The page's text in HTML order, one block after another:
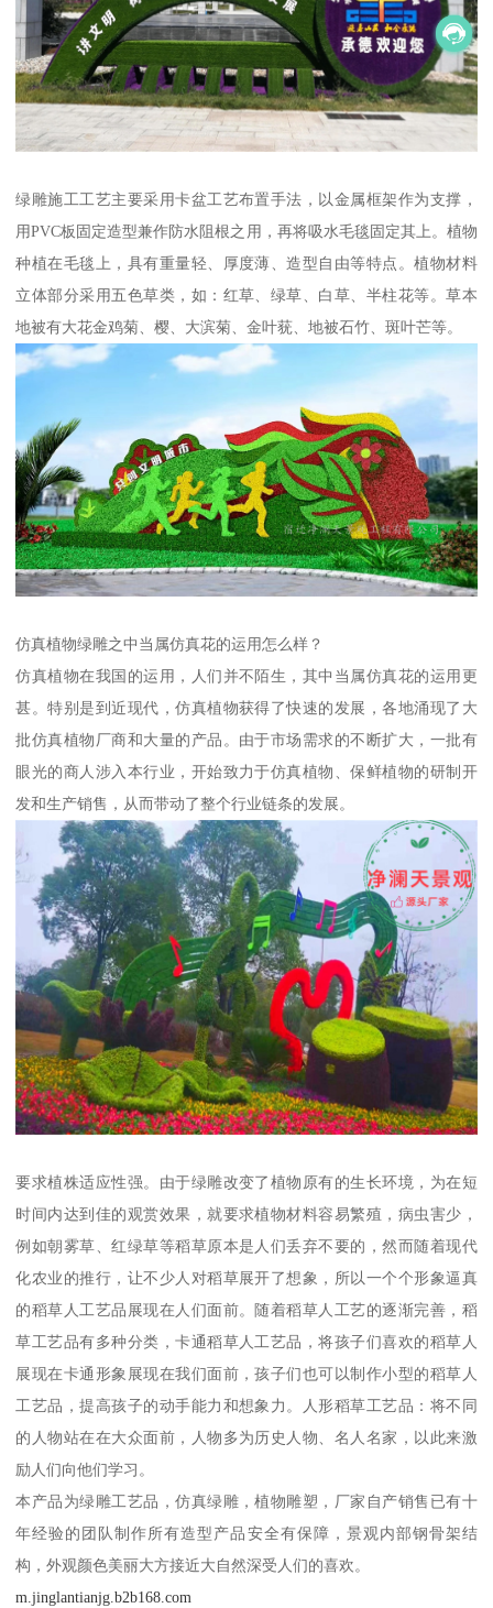
绿雕施工工艺主要采用卡盆工艺布置手法，以金属框架作为支撑，
用PVC板固定造型兼作防水阻根之用，再将吸水毛毯固定其上。植物
种植在毛毯上，具有重量轻、厚度薄、造型自由等特点。植物材料
立体部分采用五色草类，如：红草、绿草、白草、半柱花等。草本
地被有大花金鸡菊、樱、大滨菊、金叶莸、地被石竹、斑叶芒等。
仿真植物绿雕之中当属仿真花的运用怎么样？
仿真植物在我国的运用，人们并不陌生，其中当属仿真花的运用更
甚。特别是到近现代，仿真植物获得了快速的发展，各地涌现了大
批仿真植物厂商和大量的产品。由于市场需求的不断扩大，一批有
眼光的商人涉入本行业，开始致力于仿真植物、保鲜植物的研制开
发和生产销售，从而带动了整个行业链条的发展。
要求植株适应性强。由于绿雕改变了植物原有的生长环境，为在短
时间内达到佳的观赏效果，就要求植物材料容易繁殖，病虫害少，
例如朝雾草、红绿草等稻草原本是人们丢弃不要的，然而随着现代
化农业的推行，让不少人对稻草展开了想象，所以一个个形象逼真
的稻草人工艺品展现在人们面前。随着稻草人工艺的逐渐完善，稻
草工艺品有多种分类，卡通稻草人工艺品，将孩子们喜欢的稻草人
展现在卡通形象展现在我们面前，孩子们也可以制作小型的稻草人
工艺品，提高孩子的动手能力和想象力。人形稻草工艺品：将不同
的人物站在在大众面前，人物多为历史人物、名人名家，以此来激
励人们向他们学习。
本产品为绿雕工艺品，仿真绿雕，植物雕塑，厂家自产销售已有十
年经验的团队制作所有造型产品安全有保障，景观内部钢骨架结
构，外观颜色美丽大方接近大自然深受人们的喜欢。
m.jinglantianjg.b2b168.com